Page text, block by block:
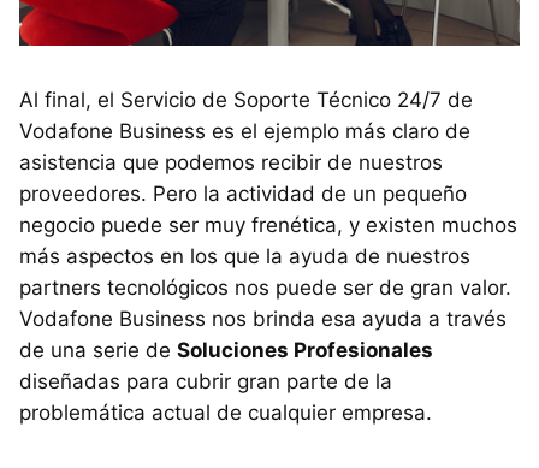
Al final, el Servicio de Soporte Técnico 24/7 de
Vodafone Business es el ejemplo más claro de
asistencia que podemos recibir de nuestros
proveedores. Pero la actividad de un pequeño
negocio puede ser muy frenética, y existen muchos
más aspectos en los que la ayuda de nuestros
partners tecnológicos nos puede ser de gran valor.
Vodafone Business nos brinda esa ayuda a través
de una serie de Soluciones Profesionales
diseñadas para cubrir gran parte de la
problemática actual de cualquier empresa.